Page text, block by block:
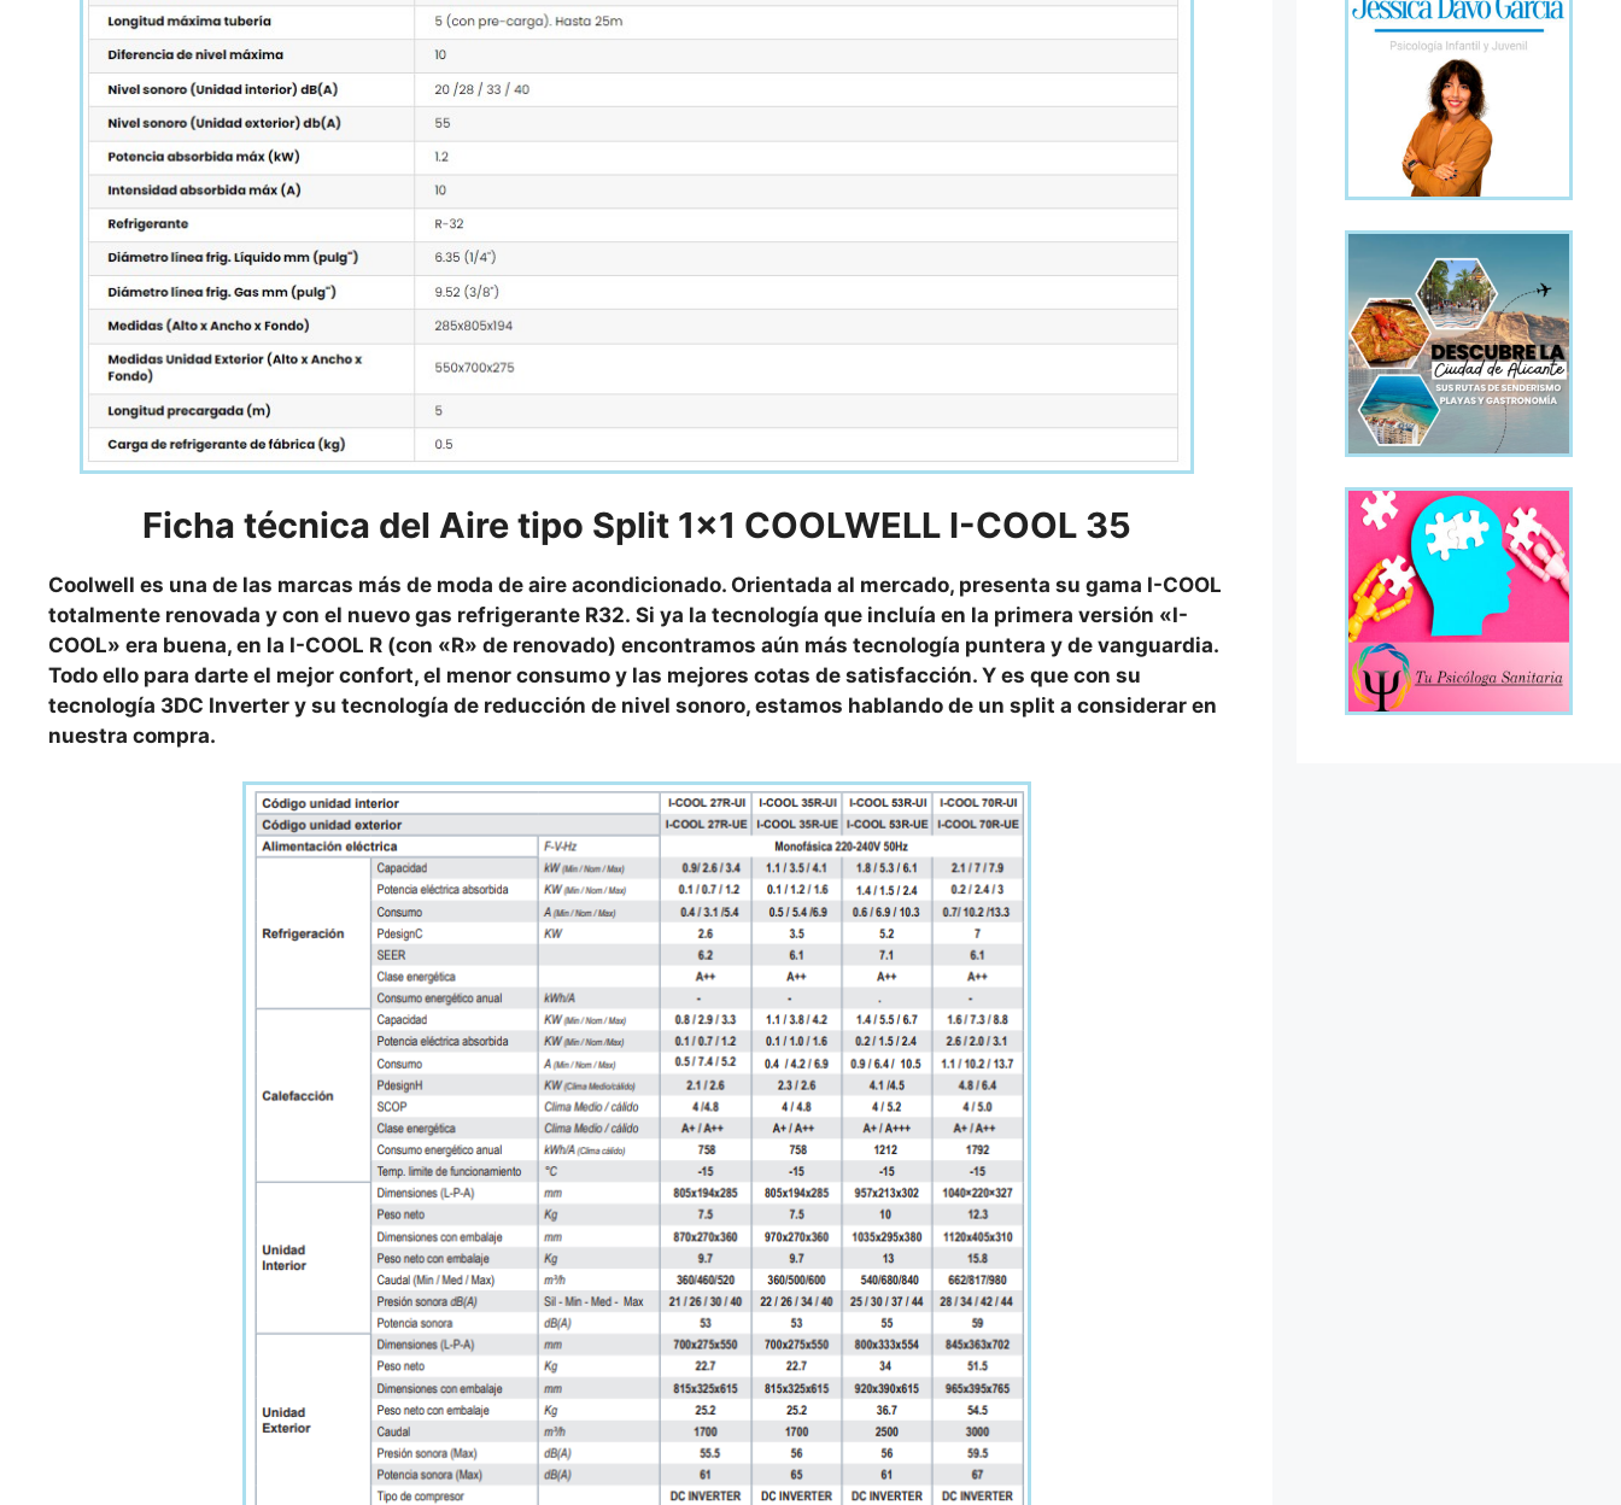
Ficha técnica del Aire tipo Split 1×1 COOLWELL I-COOL 35
Coolwell es una de las marcas más de moda de aire acondicionado. Orientada al mercado, presenta su gama I-COOL
totalmente renovada y con el nuevo gas refrigerante R32. Si ya la tecnología que incluía en la primera versión «I-
COOL» era buena, en la I-COOL R (con «R» de renovado) encontramos aún más tecnología puntera y de vanguardia.
Todo ello para darte el mejor confort, el menor consumo y las mejores cotas de satisfacción. Y es que con su
tecnología 3DC Inverter y su tecnología de reducción de nivel sonoro, estamos hablando de un split a considerar en
nuestra compra.